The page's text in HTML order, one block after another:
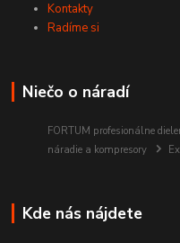
Kontakty
Radíme si
Niečo o náradí
FORTUM profesionálne
náradie a kompresory
Kde nás nájdete